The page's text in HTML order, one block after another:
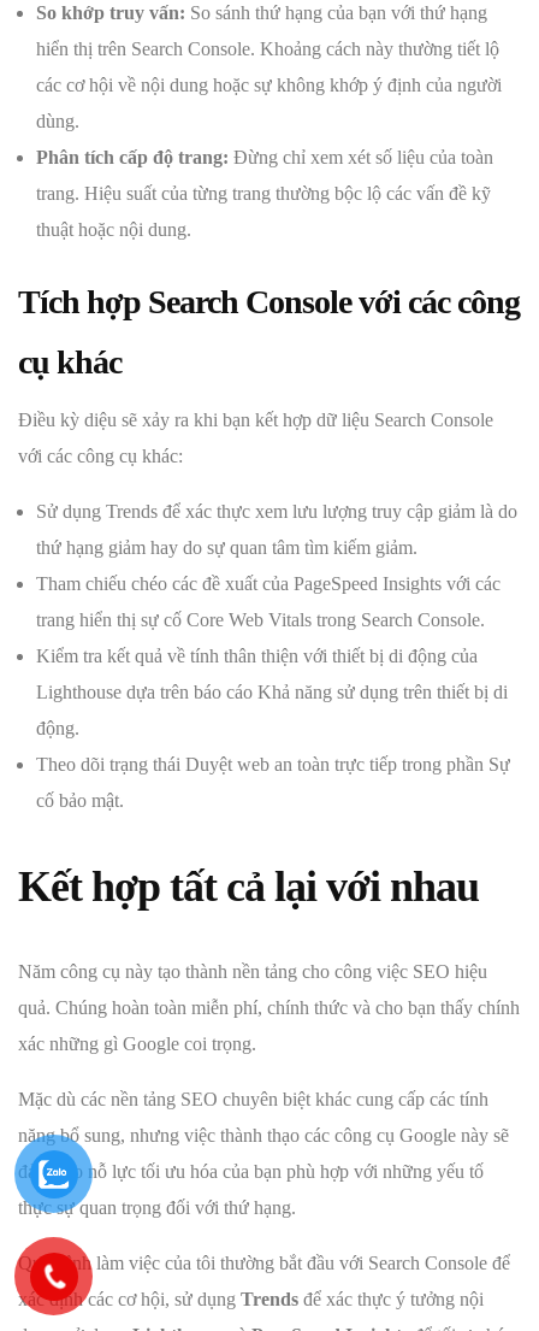
So khớp truy vấn: So sánh thứ hạng của bạn với thứ hạng
hiển thị trên Search Console. Khoảng cách này thường tiết lộ
các cơ hội về nội dung hoặc sự không khớp ý định của người
dùng.
Phân tích cấp độ trang: Đừng chỉ xem xét số liệu của toàn
trang. Hiệu suất của từng trang thường bộc lộ các vấn đề kỹ
thuật hoặc nội dung.
Tích hợp Search Console với các công
cụ khác
Điều kỳ diệu sẽ xảy ra khi bạn kết hợp dữ liệu Search Console
với các công cụ khác:
Sử dụng Trends để xác thực xem lưu lượng truy cập giảm là do
thứ hạng giảm hay do sự quan tâm tìm kiếm giảm.
Tham chiếu chéo các đề xuất của PageSpeed Insights với các
trang hiển thị sự cố Core Web Vitals trong Search Console.
Kiểm tra kết quả về tính thân thiện với thiết bị di động của
Lighthouse dựa trên báo cáo Khả năng sử dụng trên thiết bị di
động.
Theo dõi trạng thái Duyệt web an toàn trực tiếp trong phần Sự
cố bảo mật.
Kết hợp tất cả lại với nhau
Năm công cụ này tạo thành nền tảng cho công việc SEO hiệu
quả. Chúng hoàn toàn miễn phí, chính thức và cho bạn thấy chính
xác những gì Google coi trọng.
Mặc dù các nền tảng SEO chuyên biệt khác cung cấp các tính
năng bổ sung, nhưng việc thành thạo các công cụ Google này sẽ
đảm bảo nỗ lực tối ưu hóa của bạn phù hợp với những yếu tố
thực sự quan trọng đối với thứ hạng.
Quy trình làm việc của tôi thường bắt đầu với Search Console để
xác định các cơ hội, sử dụng Trends để xác thực ý tưởng nội